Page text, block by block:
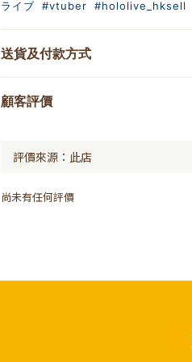
ライブ #vtuber #hololive_hksell
送貨及付款方式
顧客評價
尚未有任何評價